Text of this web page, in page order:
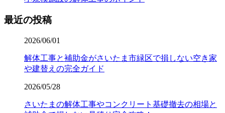
最近の投稿
2026/06/01
解体工事と補助金がさいたま市緑区で損しない空き家
や建替えの完全ガイド
2026/05/28
さいたまの解体工事やコンクリート基礎撤去の相場と